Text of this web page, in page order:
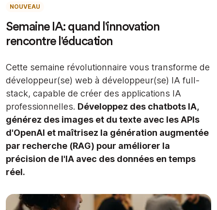
NOUVEAU
Semaine IA: quand l'innovation
rencontre l'éducation
Cette semaine révolutionnaire vous transforme de
développeur(se) web à développeur(se) IA full-
stack, capable de créer des applications IA
professionnelles. Développez des chatbots IA,
générez des images et du texte avec les APIs
d'OpenAI et maîtrisez la génération augmentée
par recherche (RAG) pour améliorer la
précision de l'IA avec des données en temps
réel.